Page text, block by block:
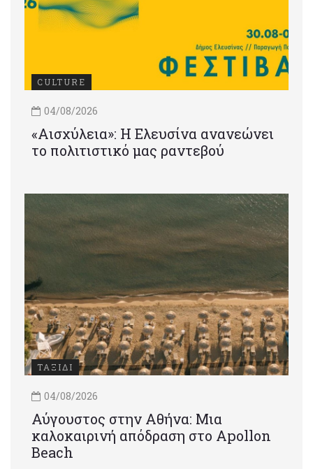
CULTURE
04/08/2026
«Αισχύλεια»: Η Ελευσίνα ανανεώνει
το πολιτιστικό μας ραντεβού
ΤΑΞΙΔΙ
04/08/2026
Αύγουστος στην Αθήνα: Μια
καλοκαιρινή απόδραση στο Apollon
Beach